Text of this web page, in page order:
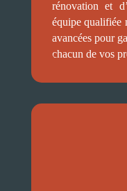
rénovation et
équipe qualifiée
avancées pour
chacun de vos